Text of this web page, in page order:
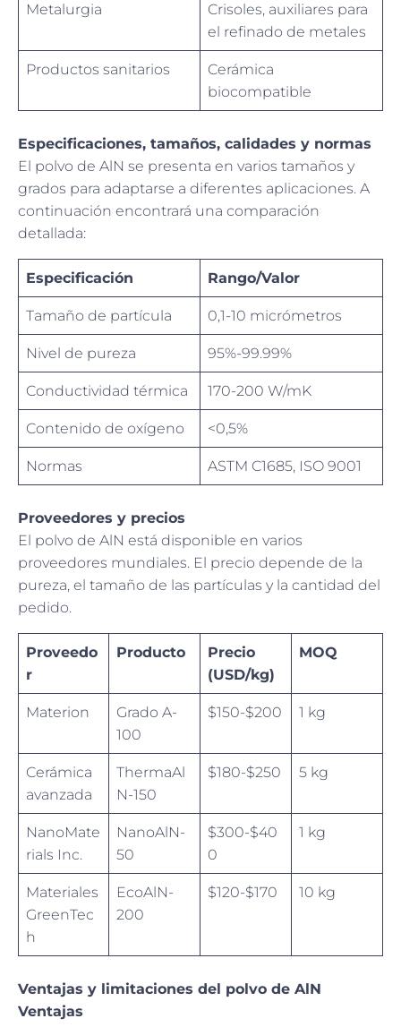
Metalurgia
Crisoles, auxiliares para
el refinado de metales
Productos sanitarios
Cerámica
biocompatible
Especificaciones, tamaños, calidades y normas
El polvo de AlN se presenta en varios tamaños y
grados para adaptarse a diferentes aplicaciones. A
continuación encontrará una comparación
detallada:
Especificación Rango/Valor
Tamaño de partícula 0,1-10 micrómetros
Nivel de pureza 95%-99.99%
Conductividad térmica 170-200 W/mK
Contenido de oxígeno <0,5%
Normas ASTM C1685, ISO 9001
Proveedores y precios
El polvo de AlN está disponible en varios
proveedores mundiales. El precio depende de la
pureza, el tamaño de las partículas y la cantidad del
pedido.
Proveedo
r
Producto
Precio
(USD/kg)
MOQ
Materion
Grado A-
100
$150-$200 1 kg
Cerámica
avanzada
ThermaAl
N-150
$180-$250 5 kg
NanoMate
rials Inc.
NanoAlN-
50
$300-$40
0
1 kg
Materiales
GreenTec
h
EcoAlN-
200
$120-$170 10 kg
Ventajas y limitaciones del polvo de AlN
Ventajas